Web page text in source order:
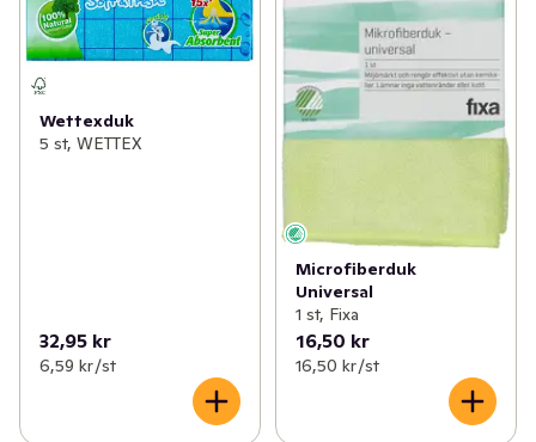
Wettexduk
5 st, WETTEX
32,95 kr
6,59 kr /st
Microfiberduk
Universal
1 st, Fixa
16,50 kr
16,50 kr /st